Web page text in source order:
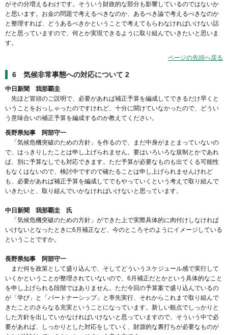
がその分増えるわけです。そういう財政的な部分も影響しているのではないか
と思います。お金の問題で考えるべきなのか、あるべき論で考えるべきなのか
と整理すれば、どうあるべきかということで考えてもらわなければいけない話
だと思っていますので、何とか実現できるように取り組んでいきたいと思いま
す。
ページの先頭へ戻る
6 気候非常事態への対応について 2
中日新聞 我那覇圭
先ほど冒頭のご説明で、必要があれば補正予算を編成してできるだけ早くと
いうことをおっしゃったのですけれど、十分に聞けていなかったので、どうい
う意味合いの補正予算を編成するのか教えてください。
長野県知事 阿部守一
「気候危機突破のための方針」を作るので、まだ中身がまとまっていないの
で、はっきりしたことは申し上げられません。要はいろいろな規制とかであれ
ば、別に予算なしでも対応できます。ただ予算が必要なものも出てくる可能性
もなくはないので、検討中ですので確たることは申し上げられませんけれど
も、必要があれば補正予算を編成してでもやっていくという考えで取り組んで
いきたいと、取り組んでいかなければいけないと思っています。
中日新聞 我那覇圭 氏
「気候危機突破のための方針」ができた上で実際具体的に肉付けしなければ
いけないとなったときに6月補正など、今のところそのようにイメージしている
ということですか。
長野県知事 阿部守一
まだ何を政策として盛り込んで、そしてどういうスケジュール感で実行して
いくかということが整理されていないので、6月補正だとかという具体的なこと
を申し上げられる段階ではありません。ただ今回の予算案で盛り込んでいるの
が「学び」と「パートナーシップ」と率先実行、それからこれまで取り組んで
きたことのさらなる充実ということになっています。新しい観点でしっかりと
した方針を出していかなければいけないと思っていますので、そういう中で必
要があれば、しっかりとした対応をしていく、財源的な裏打ちが必要なものが